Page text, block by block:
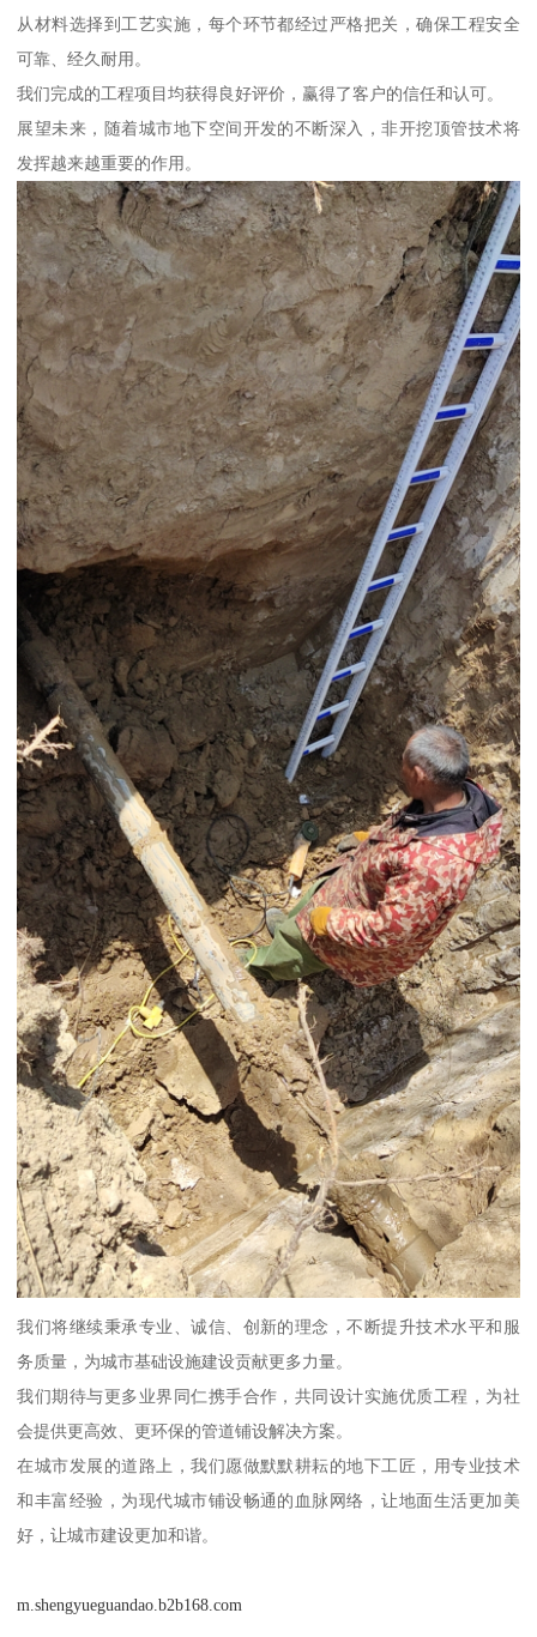
从材料选择到工艺实施，每个环节都经过严格把关，确保工程安全
可靠、经久耐用。
我们完成的工程项目均获得良好评价，赢得了客户的信任和认可。
展望未来，随着城市地下空间开发的不断深入，非开挖顶管技术将
发挥越来越重要的作用。
我们将继续秉承专业、诚信、创新的理念，不断提升技术水平和服
务质量，为城市基础设施建设贡献更多力量。
我们期待与更多业界同仁携手合作，共同设计实施优质工程，为社
会提供更高效、更环保的管道铺设解决方案。
在城市发展的道路上，我们愿做默默耕耘的地下工匠，用专业技术
和丰富经验，为现代城市铺设畅通的血脉网络，让地面生活更加美
好，让城市建设更加和谐。
m.shengyueguandao.b2b168.com